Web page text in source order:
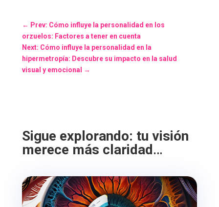
← Prev: Cómo influye la personalidad en los
orzuelos: Factores a tener en cuenta
Next: Cómo influye la personalidad en la
hipermetropía: Descubre su impacto en la salud
visual y emocional
→
Sigue explorando: tu visión
merece más claridad…